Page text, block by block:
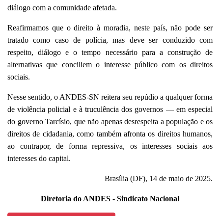
diálogo com a comunidade afetada.
Reafirmamos que o direito à moradia, neste país, não pode ser
tratado como caso de polícia, mas deve ser conduzido com
respeito, diálogo e o tempo necessário para a construção de
alternativas que conciliem o interesse público com os direitos
sociais.
Nesse sentido, o ANDES-SN reitera seu repúdio a qualquer forma
de violência policial e à truculência dos governos — em especial
do governo Tarcísio, que não apenas desrespeita a população e os
direitos de cidadania, como também afronta os direitos humanos,
ao contrapor, de forma repressiva, os interesses sociais aos
interesses do capital.
Brasília (DF), 14 de maio de 2025.
Diretoria do ANDES - Sindicato Nacional